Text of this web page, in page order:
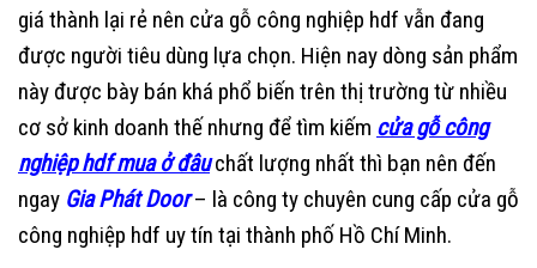
giá thành lại rẻ nên cửa gỗ công nghiệp hdf vẫn đang
được người tiêu dùng lựa chọn. Hiện nay dòng sản phẩm
này được bày bán khá phổ biến trên thị trường từ nhiều
cơ sở kinh doanh thế nhưng để tìm kiếm cửa gỗ công
nghiệp hdf mua ở đâuchất lượng nhất thì bạn nên đến
ngay Gia Phát Door – là công ty chuyên cung cấp cửa gỗ
công nghiệp hdf uy tín tại thành phố Hồ Chí Minh.